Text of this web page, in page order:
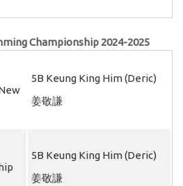
Championship 2024-2025
5B Keung King Him (Deric)
姜敬謙
5B Keung King Him (Deric)
姜敬謙